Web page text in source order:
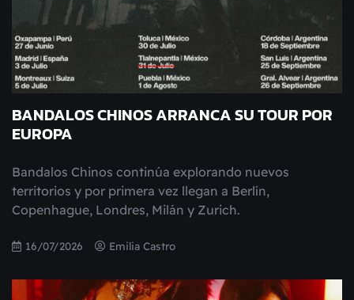
BANDALOS CHINOS ARRANCA SU TOUR POR
EUROPA
Bandalos Chinos continúa explorando nuevos
territorios y por primera vez llegan a Berlín,
Copenhague, Londres, Milán y Zurich.
16/07/2026 Emilia Castro